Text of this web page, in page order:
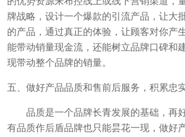
牌战略，设计一个爆款的引流产品，让大
的产品，通过真正的体验，让顾客对你产
能带动销量现金流，还能树立品牌口碑和
现带动整个品牌的销量。
五、做好产品品质和售前后服务，积累忠
品质是一个品牌长青发展的基础，再
有品质作后盾品牌也只能昙花一现，做好